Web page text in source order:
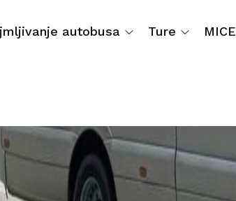
autobusa Ture MICE
Pešter